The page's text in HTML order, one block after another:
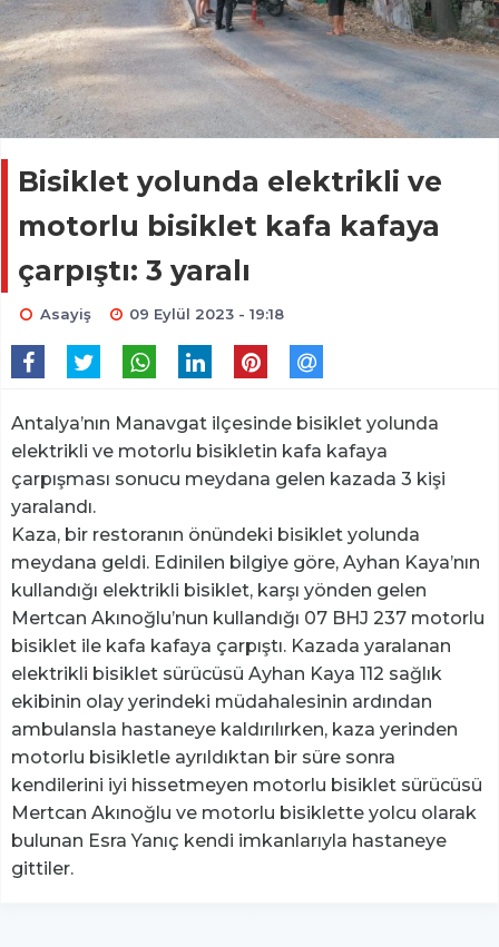
Bisiklet yolunda elektrikli ve
motorlu bisiklet kafa kafaya
çarpıştı: 3 yaralı
Asayiş 09 Eylül 2023 - 19:18
Antalya’nın Manavgat ilçesinde bisiklet yolunda
elektrikli ve motorlu bisikletin kafa kafaya
çarpışması sonucu meydana gelen kazada 3 kişi
yaralandı.
Kaza, bir restoranın önündeki bisiklet yolunda
meydana geldi. Edinilen bilgiye göre, Ayhan Kaya’nın
kullandığı elektrikli bisiklet, karşı yönden gelen
Mertcan Akınoğlu’nun kullandığı 07 BHJ 237 motorlu
bisiklet ile kafa kafaya çarpıştı. Kazada yaralanan
elektrikli bisiklet sürücüsü Ayhan Kaya 112 sağlık
ekibinin olay yerindeki müdahalesinin ardından
ambulansla hastaneye kaldırılırken, kaza yerinden
motorlu bisikletle ayrıldıktan bir süre sonra
kendilerini iyi hissetmeyen motorlu bisiklet sürücüsü
Mertcan Akınoğlu ve motorlu bisiklette yolcu olarak
bulunan Esra Yanıç kendi imkanlarıyla hastaneye
gittiler.